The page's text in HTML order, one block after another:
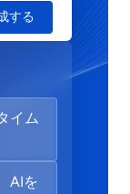
する
イム
AIを